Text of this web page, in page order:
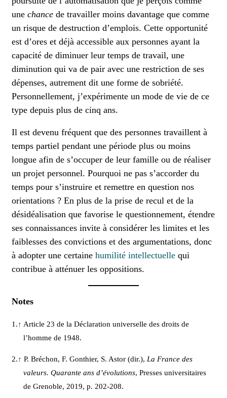
une chance de travailler moins davantage que comme
un risque de destruction d’emplois. Cette opportunité
est d’ores et déjà accessible aux personnes ayant la
capacité de diminuer leur temps de travail, une
diminution qui va de pair avec une restriction de ses
dépenses, autrement dit une forme de sobriété.
Personnellement, j’expérimente un mode de vie de ce
type depuis plus de cinq ans.
Il est devenu fréquent que des personnes travaillent à
temps partiel pendant une période plus ou moins
longue afin de s’occuper de leur famille ou de réaliser
un projet personnel. Pourquoi ne pas s’accorder du
temps pour s’instruire et remettre en question nos
orientations ? En plus de la prise de recul et de la
désidéalisation que favorise le questionnement, étendre
ses connaissances invite à considérer les limites et les
faiblesses des convictions et des argumentations, donc
à adopter une certaine humilité intellectuelle qui
contribue à atténuer les oppositions.
Notes
1.↑ Article 23 de la Déclaration universelle des droits de
l’homme de 1948.
2.↑ P. Bréchon, F. Gonthier, S. Astor (dir.), La France des
valeurs. Quarante ans d’évolutions, Presses universitaires
de Grenoble, 2019, p. 202-208.